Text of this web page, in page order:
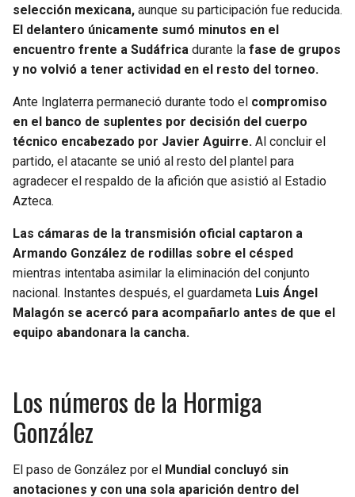
selección mexicana, aunque su participación fue reducida.
El delantero únicamente sumó minutos en el
encuentro frente a Sudáfrica durante la fase de grupos
y no volvió a tener actividad en el resto del torneo.
Ante Inglaterra permaneció durante todo el compromiso
en el banco de suplentes por decisión del cuerpo
técnico encabezado por Javier Aguirre. Al concluir el
partido, el atacante se unió al resto del plantel para
agradecer el respaldo de la afición que asistió al Estadio
Azteca.
Las cámaras de la transmisión oficial captaron a
Armando González de rodillas sobre el césped
mientras intentaba asimilar la eliminación del conjunto
nacional. Instantes después, el guardameta Luis Ángel
Malagón se acercó para acompañarlo antes de que el
equipo abandonara la cancha.
Los números de la Hormiga
González
El paso de González por el Mundial concluyó sin
anotaciones y con una sola aparición dentro del